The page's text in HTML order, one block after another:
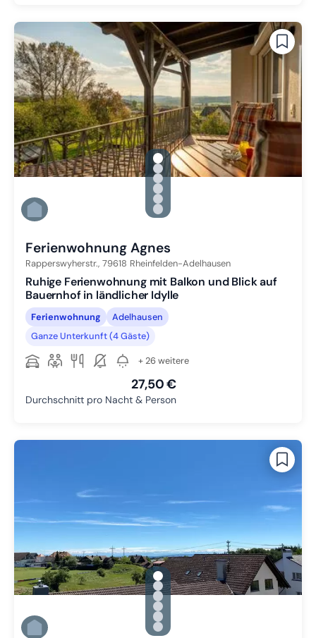
gallery.slide_selector
Zu Slide 1 wechseln
Zu Slide 2 wechseln
Zu Slide 3 wechseln
Zu Slide 4 wechseln
Zu Slide 5 wechseln
Zu Slide 6 wechseln
Ferienwohnung Agnes
Rapperswyherstr., 79618 Rheinfelden-Adelhausen
Ruhige Ferienwohnung mit Balkon und Blick auf
Bauernhof in ländlicher Idylle
Ferienwohnung
Adelhausen
Ganze Unterkunft (4 Gäste)
+ 26 weitere
27,50 €
Durchschnitt pro Nacht & Person
gallery.slide_selector
Zu Slide 1 wechseln
Zu Slide 2 wechseln
Zu Slide 3 wechseln
Zu Slide 4 wechseln
Zu Slide 5 wechseln